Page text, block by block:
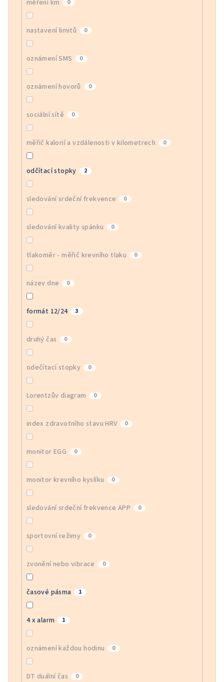
měření km 0
nastavení limitů 0
oznámení SMS 0
oznámení hovorů 0
sociální sítě 0
měřič kalorií a vzdálenosti v kilometrech 0
odčítací stopky 2
sledování srdeční frekvence 0
sledování kvality spánku 0
tlakoměr - měřič krevního tlaku 0
název dne 0
formát 12/24 3
druhý čas 0
odečítací stopky 0
Lorentzův diagram 0
index zdravotního stavu HRV 0
monitor EGG 0
monitor krevního kyslíku 0
sledování srdeční frekvence APP 0
sportovní režimy 0
zvonění nebo vibrace 0
časové pásma 1
4 x alarm 1
oznámení každou hodinu 0
DT duální čas 0